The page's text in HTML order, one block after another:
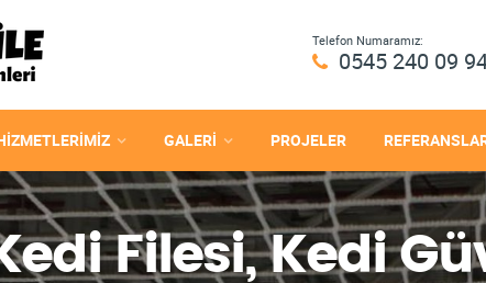
Telefon Numaramız:
0545 240 09
GALERİ PROJELER
Filesi, Kedi